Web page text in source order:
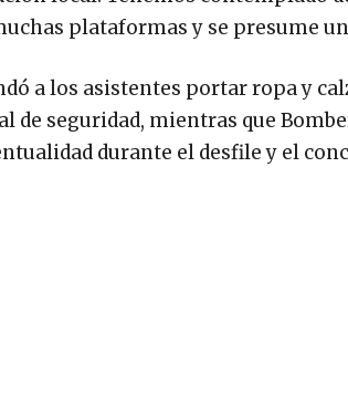
plataformas y se presume
a los asistentes portar ropa y
de seguridad, mientras que
durante el desfile y el